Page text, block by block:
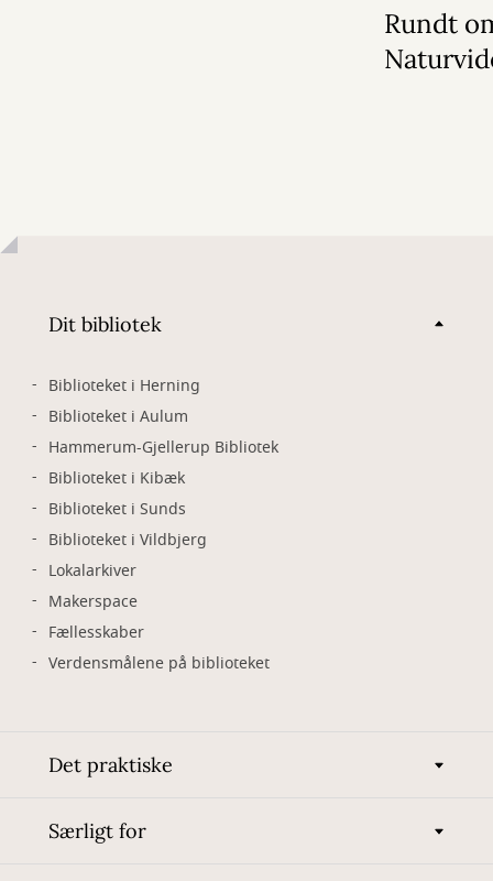
13. juli 2026
Rundt
Dit bibliotek
Biblioteket i Herning
Biblioteket i Aulum
Hammerum-Gjellerup Bibliotek
Biblioteket i Kibæk
Biblioteket i Sunds
Biblioteket i Vildbjerg
Lokalarkiver
Makerspace
Fællesskaber
Verdensmålene på biblioteket
Det praktiske
Særligt for